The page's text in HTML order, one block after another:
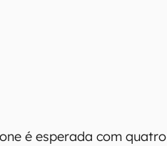
é esperada com quatro